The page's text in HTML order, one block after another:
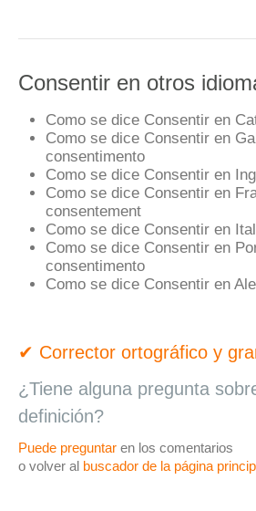
Consentir en otros
Como se dice Consentir en
Como se dice Consentir en
consentimento
Como se dice Consentir en
Como se dice Consentir en
consentement
Como se dice Consentir en
Como se dice Consentir en
consentimento
Como se dice Consentir en
✔ Corrector ortográfico y
¿Tiene alguna pregunta
definición?
Puede preguntar en los comentarios
o volver al buscador de la página